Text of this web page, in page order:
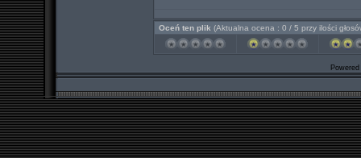
Oceń ten plik (Aktualna ocena : 0 / 5 przy ilości